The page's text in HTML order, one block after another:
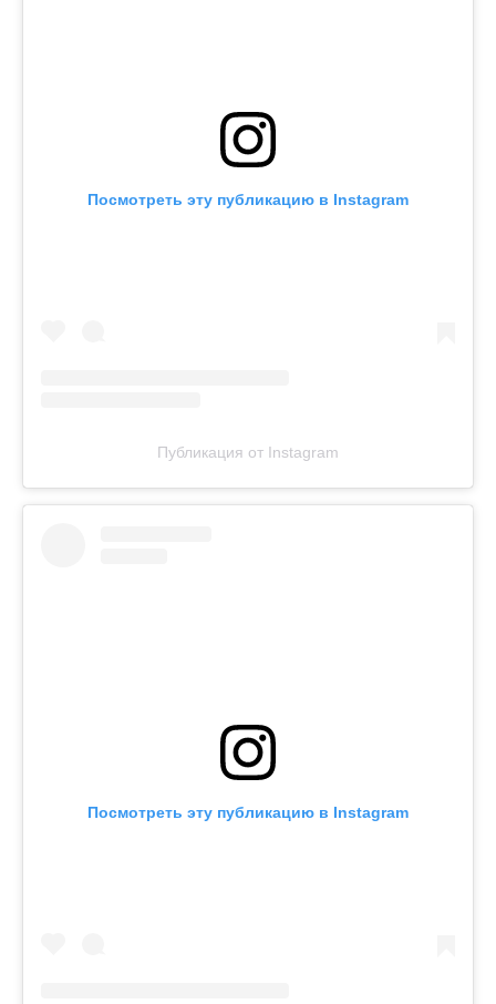
Посмотреть эту публикацию в Instagram
Публикация от Instagram
Посмотреть эту публикацию в Instagram